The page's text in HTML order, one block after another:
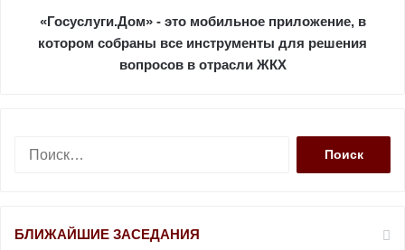
«Госуслуги.Дом» - это мобильное приложение, в
котором собраны все инструменты для решения
вопросов в отрасли ЖКХ
БЛИЖАЙШИЕ ЗАСЕДАНИЯ